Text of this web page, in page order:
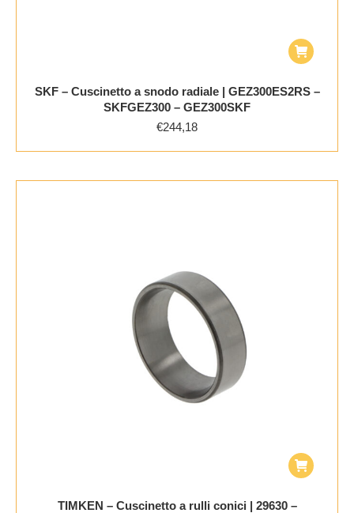
SKF – Cuscinetto a snodo radiale | GEZ300ES2RS –
SKFGEZ300 – GEZ300SKF
€244,18
TIMKEN – Cuscinetto a rulli conici | 29630 –